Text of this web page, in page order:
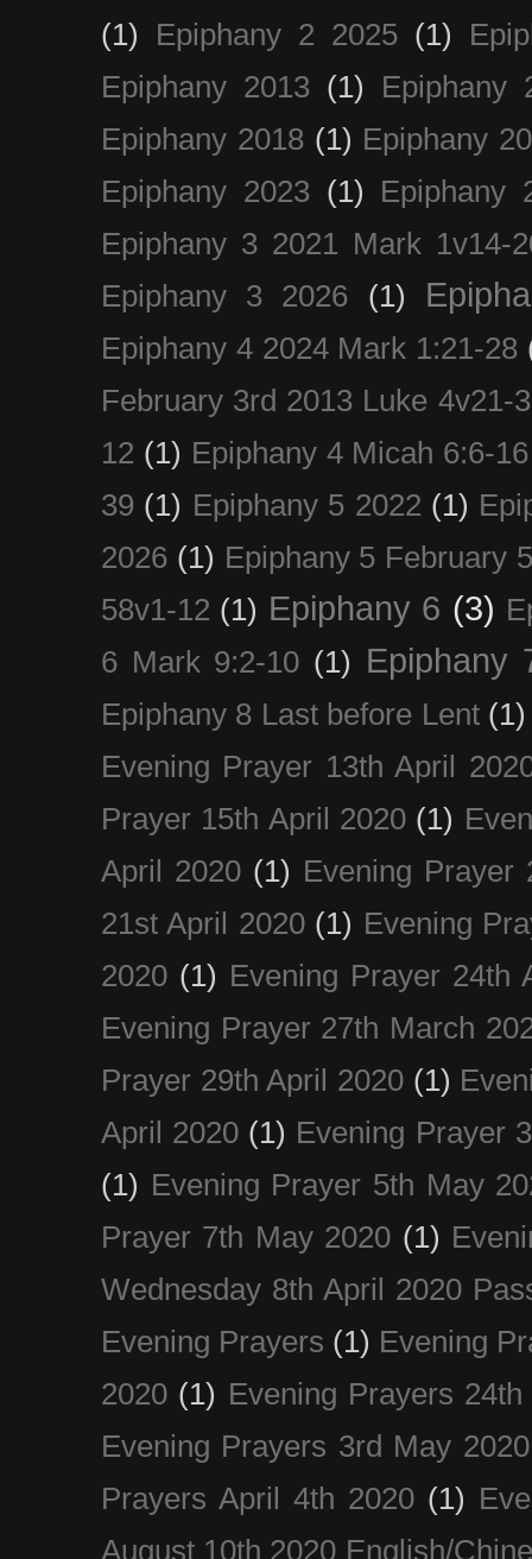
(1)
Epiphany 2 2025 (1)
Epiphany 2013 (1)
Epiphany
Epiphany 2018 (1) Epiphany
Epiphany 2023 (1)
Epiphany
Epiphany 3 2021 Mark 1v14-
Epiphany 3 2026
(1)
Epiphany 4 2024 Mark 1:21-28
February 3rd 2013 Luke 4v21-
12 (1) Epiphany 4 Micah 6:6-16
39 (1) Epiphany 5 2022 (1)
2026 (1) Epiphany 5 February
58v1-12 (1) Epiphany 6 (3)
6 Mark 9:2-10 (1) Epiphany
Epiphany 8 Last before Lent (1)
Evening Prayer 13th April
Prayer 15th April 2020 (1)
April 2020 (1) Evening Prayer
21st April 2020 (1) Evening
2020 (1) Evening Prayer 24th
Evening Prayer 27th March
Prayer 29th April 2020 (1)
April 2020 (1) Evening Prayer
(1) Evening Prayer 5th May
Prayer 7th May 2020 (1)
Wednesday 8th April 2020
Evening Prayers (1) Evening
2020 (1) Evening Prayers
Evening Prayers 3rd May 2020
Prayers April 4th 2020 (1)
August 10th 2020 English/